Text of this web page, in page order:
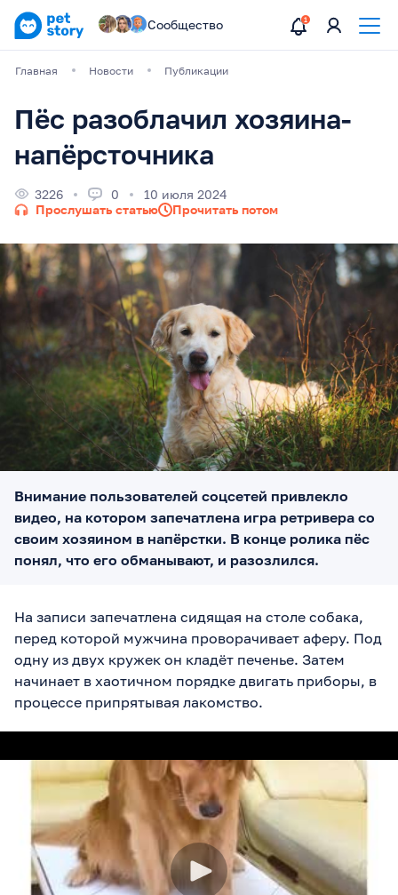
Сообщество
Главная Новости Публикации
Пёс разоблачил хозяина-
напёрсточника
3226 0
10 июля 2024
Прослушать статью
Прочитать потом
Внимание пользователей соцсетей привлекло
видео, на котором запечатлена игра ретривера со
своим хозяином в напёрстки. В конце ролика пёс
понял, что его обманывают, и разозлился.
На записи запечатлена сидящая на столе собака,
перед которой мужчина проворачивает аферу. Под
одну из двух кружек он кладёт печенье. Затем
начинает в хаотичном порядке двигать приборы, в
процессе припрятывая лакомство.